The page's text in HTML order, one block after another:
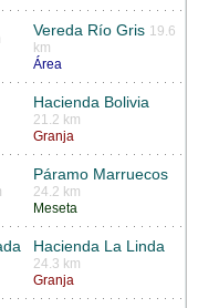
Vereda Río Gris 19.6
km
Área
Hacienda Bolivia
21.2 km
Granja
Páramo Marruecos
24.2 km
Meseta
Hacienda La Linda
24.3 km
Granja